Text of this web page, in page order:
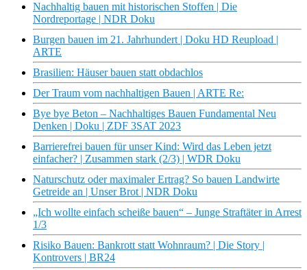
Nachhaltig bauen mit historischen Stoffen | Die
Nordreportage | NDR Doku
Burgen bauen im 21. Jahrhundert | Doku HD Reupload |
ARTE
Brasilien: Häuser bauen statt obdachlos
Der Traum vom nachhaltigen Bauen | ARTE Re:
Bye bye Beton – Nachhaltiges Bauen Fundamental Neu
Denken | Doku | ZDF 3SAT 2023
Barrierefrei bauen für unser Kind: Wird das Leben jetzt
einfacher? | Zusammen stark (2/3) | WDR Doku
Naturschutz oder maximaler Ertrag? So bauen Landwirte
Getreide an | Unser Brot | NDR Doku
„Ich wollte einfach scheiße bauen“ – Junge Straftäter in Arrest
1/3
Risiko Bauen: Bankrott statt Wohnraum? | Die Story |
Kontrovers | BR24